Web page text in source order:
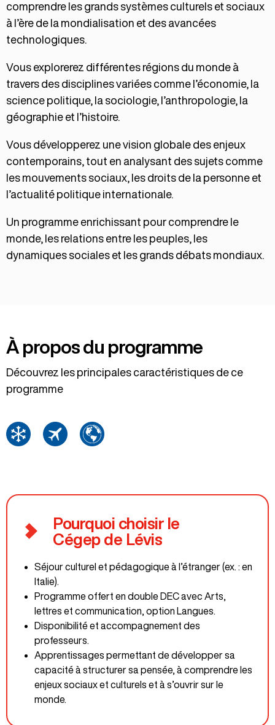
comprendre les grands systèmes culturels et sociaux
à l’ère de la mondialisation et des avancées
technologiques.
Vous explorerez différentes régions du monde à
travers des disciplines variées comme l’économie, la
science politique, la sociologie, l’anthropologie, la
géographie et l’histoire.
Vous développerez une vision globale des enjeux
contemporains, tout en analysant des sujets comme
les mouvements sociaux, les droits de la personne et
l’actualité politique internationale.
Un programme enrichissant pour comprendre le
monde, les relations entre les peuples, les
dynamiques sociales et les grands débats mondiaux.
À propos du programme
Découvrez les principales caractéristiques de ce
programme
Pour plus de détails
programmes offerts
Pourquoi choisir le
Cégep de Lévis
Séjour culturel et pédagogique à l’étranger (ex. : en
Italie).
Programme offert en double DEC avec Arts,
lettres et communication, option Langues.
Disponibilité et accompagnement des
professeurs.
Apprentissages permettant de développer sa
capacité à structurer sa pensée, à comprendre les
enjeux sociaux et culturels et à s’ouvrir sur le
monde.